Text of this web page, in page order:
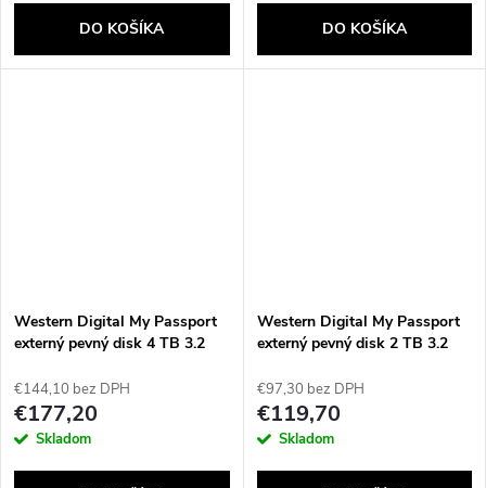
DO KOŠÍKA DO KOŠÍKA
Western Digital My Passport
externý pevný disk 4 TB 3.2
€144,10 bez DPH
€177,20
Skladom
Western Digital My Passport
externý pevný disk 2 TB 3.2
€97,30 bez DPH
€119,70
Skladom